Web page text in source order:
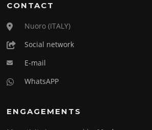
CONTACT
Nuoro (ITALY)
Social network
E-mail
WhatsAPP
ENGAGEMENTS